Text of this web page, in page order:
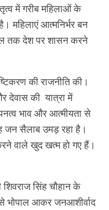
में गरीब महिलाओं के
महिलाएं आत्मनिर्भर बन
तक देश पर शासन करने
की राजनीति की।
देवास की यात्रा में
भाव और आत्मीयता से
जन सैलाब उमड़ रहा है।
वाले खुद खत्म हो गए हैं।
सिंह चौहान के
भोपाल आकर जनआशीर्वाद